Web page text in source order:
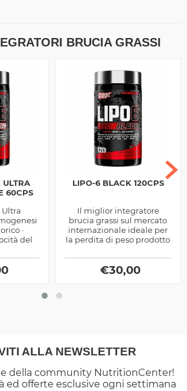
BRUCIA GRASSI
ULTRA
60CPS
Ultra
·
del
così il
a...
LIPO-6 BLACK 120CPS
Il miglior integratore
brucia grassi sul mercato
internazionale ideale per
la perdita di peso prodotto
€30,00
ALLA NEWSLETTER
della community NutritionCenter!
ed offerte esclusive ogni settimana